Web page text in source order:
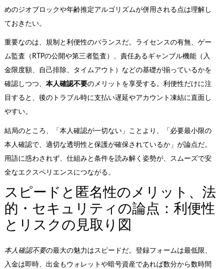
めのジオブロックや年齢推定アルゴリズムが併用される点は理解し
ておきたい。
重要なのは、規制と利便性のバランスだ。ライセンスの有無、ゲー
ム監査（RTPの公開や第三者監査）、責任あるギャンブル機能（入
金限度額、自己排除、タイムアウト）などの基礎が揃っているかを
確認しつつ、 本人確認不要のメリットを享受する。利便性だけに注
目すると、後のトラブル時に支払い遅延やアカウント凍結に直面し
やすい。
結局のところ、「本人確認が一切ない」ことより、「必要最小限の
本人確認で、適切な透明性と保護が確保されているか」が論点だ。
用語に惑わされず、仕組みと条件を読み解く姿勢が、スムーズで安
全なエクスペリエンスにつながる。
スピードと匿名性のメリット、法
的・セキュリティの論点：利便性
とリスクの見取り図
本人確認不要の最大の魅力はスピードだ。登録フォームは最低限、
入金は即時、出金もウォレットや暗号資産であれば数分から数時間